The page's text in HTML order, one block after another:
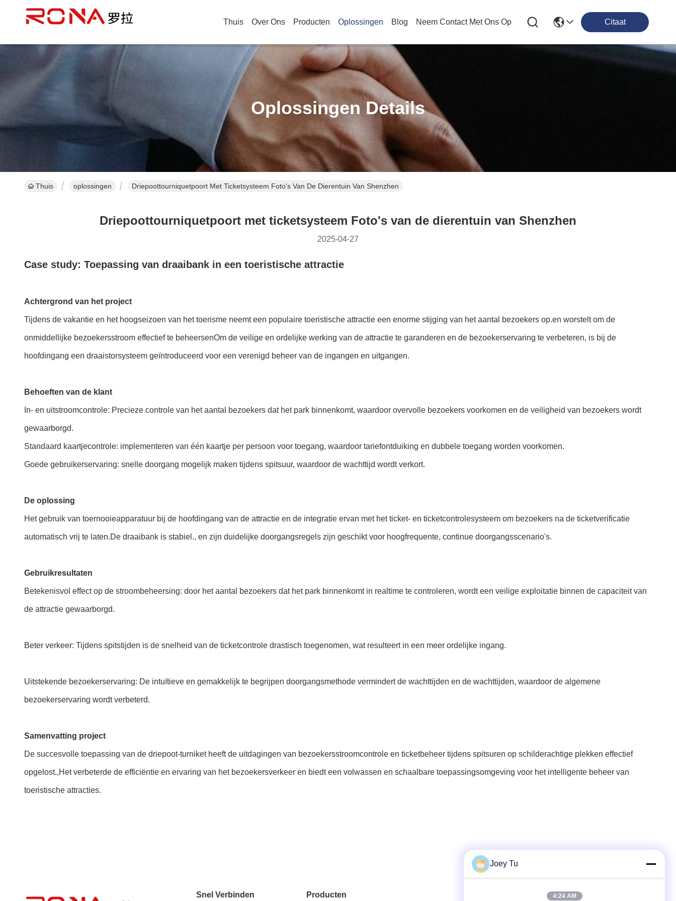
Thuis Over Ons Producten Oplossingen Blog Neem Contact Met Ons Op Citaat
Oplossingen Details
Thuis oplossingen Driepoottourniquetpoort Met Ticketsysteem Foto's Van De Dierentuin Van Shenzhen
Driepoottourniquetpoort met ticketsysteem Foto's van de dierentuin van Shenzhen
2025-04-27
Case study: Toepassing van draaibank in een toeristische attractie
Achtergrond van het project
Tijdens de vakantie en het hoogseizoen van het toerisme neemt een populaire toeristische attractie een enorme stijging van het aantal bezoekers op.en worstelt om de
onmiddellijke bezoekersstroom effectief te beheersenOm de veilige en ordelijke werking van de attractie te garanderen en de bezoekerservaring te verbeteren, is bij de
hoofdingang een draaistorsysteem geïntroduceerd voor een verenigd beheer van de ingangen en uitgangen.
Behoeften van de klant
In- en uitstroomcontrole: Precieze controle van het aantal bezoekers dat het park binnenkomt, waardoor overvolle bezoekers voorkomen en de veiligheid van bezoekers wordt
gewaarborgd.
Standaard kaartjecontrole: implementeren van één kaartje per persoon voor toegang, waardoor tariefontduiking en dubbele toegang worden voorkomen.
Goede gebruikerservaring: snelle doorgang mogelijk maken tijdens spitsuur, waardoor de wachttijd wordt verkort.
De oplossing
Het gebruik van toernooieapparatuur bij de hoofdingang van de attractie en de integratie ervan met het ticket- en ticketcontrolesysteem om bezoekers na de ticketverificatie
automatisch vrij te laten.De draaibank is stabiel., en zijn duidelijke doorgangsregels zijn geschikt voor hoogfrequente, continue doorgangsscenario's.
Gebruikresultaten
Betekenisvol effect op de stroombeheersing: door het aantal bezoekers dat het park binnenkomt in realtime te controleren, wordt een veilige exploitatie binnen de capaciteit van
de attractie gewaarborgd.
Beter verkeer: Tijdens spitstijden is de snelheid van de ticketcontrole drastisch toegenomen, wat resulteert in een meer ordelijke ingang.
Uitstekende bezoekerservaring: De intuïtieve en gemakkelijk te begrijpen doorgangsmethode vermindert de wachttijden en de wachttijden, waardoor de algemene
bezoekerservaring wordt verbeterd.
Samenvatting project
De succesvolle toepassing van de driepoot-turniket heeft de uitdagingen van bezoekersstroomcontrole en ticketbeheer tijdens spitsuren op schilderachtige plekken effectief
opgelost.,Het verbeterde de efficiëntie en ervaring van het bezoekersverkeer en biedt een volwassen en schaalbare toepassingsomgeving voor het intelligente beheer van
toeristische attracties.
Snel Verbinden Producten
Joey Tu
4:24 AM